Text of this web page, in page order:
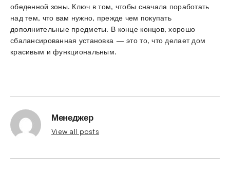
обеденной зоны. Ключ в том, чтобы сначала поработать
над тем, что вам нужно, прежде чем покупать
дополнительные предметы. В конце концов, хорошо
сбалансированная установка — это то, что делает дом
красивым и функциональным.
Менеджер
View all posts